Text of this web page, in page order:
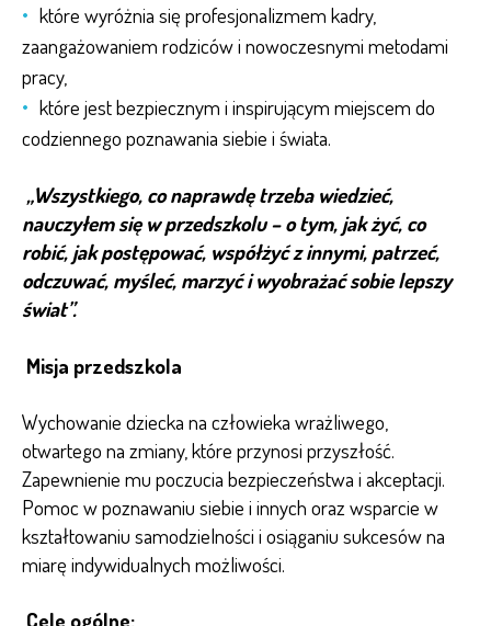
które wyróżnia się profesjonalizmem kadry,
zaangażowaniem rodziców i nowoczesnymi metodami
pracy,
które jest bezpiecznym i inspirującym miejscem do
codziennego poznawania siebie i świata.
„Wszystkiego, co naprawdę trzeba wiedzieć,
nauczyłem się w przedszkolu – o tym, jak żyć, co
robić, jak postępować, współżyć z innymi, patrzeć,
odczuwać, myśleć, marzyć i wyobrażać sobie lepszy
świat”.
Misja przedszkola
Wychowanie dziecka na człowieka wrażliwego,
otwartego na zmiany, które przynosi przyszłość.
Zapewnienie mu poczucia bezpieczeństwa i akceptacji.
Pomoc w poznawaniu siebie i innych oraz wsparcie w
kształtowaniu samodzielności i osiąganiu sukcesów na
miarę indywidualnych możliwości.
Cele ogólne: